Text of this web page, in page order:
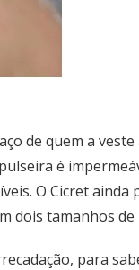
de quem a veste
é
O Cicret
dois tamanhos
para